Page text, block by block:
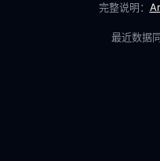
完整说明：
最近数据同